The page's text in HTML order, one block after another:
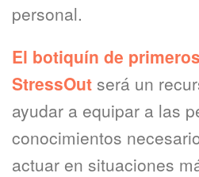
personal.
El botiquín de
StressOut será un
ayudar a equipar a las
conocimientos
actuar en situaciones